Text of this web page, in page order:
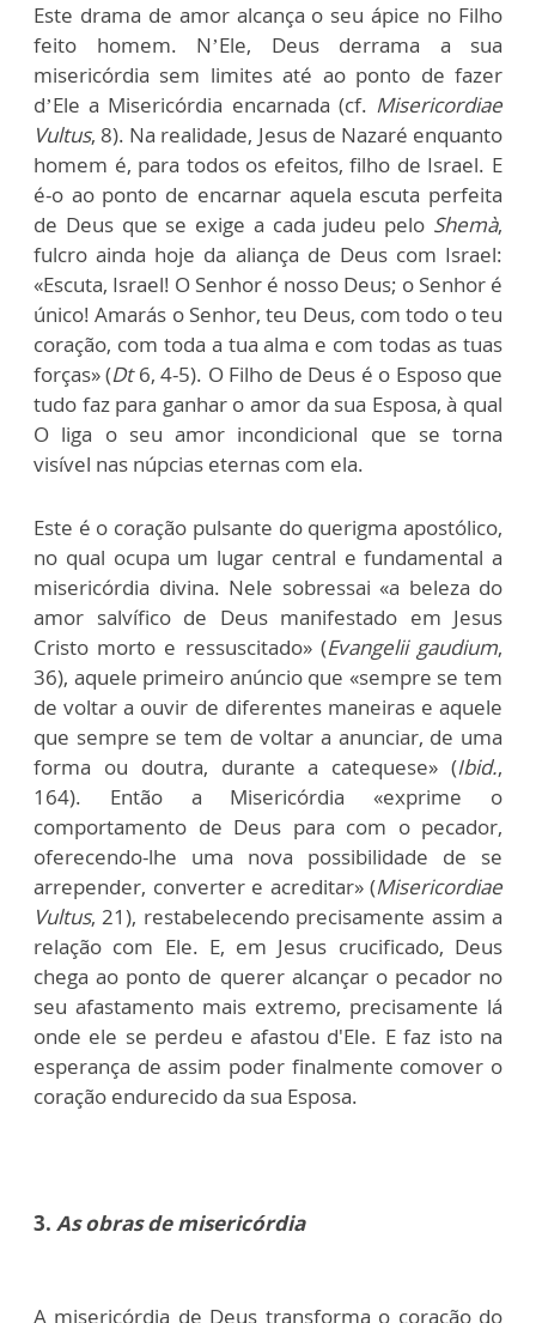
Este drama de amor alcança o seu ápice no Filho
feito homem. N’Ele, Deus derrama a sua
misericórdia sem limites até ao ponto de fazer
d’Ele a Misericórdia encarnada (cf. Misericordiae
Vultus, 8). Na realidade, Jesus de Nazaré enquanto
homem é, para todos os efeitos, filho de Israel. E
é-o ao ponto de encarnar aquela escuta perfeita
de Deus que se exige a cada judeu pelo Shemà,
fulcro ainda hoje da aliança de Deus com Israel:
«Escuta, Israel! O Senhor é nosso Deus; o Senhor é
único! Amarás o Senhor, teu Deus, com todo o teu
coração, com toda a tua alma e com todas as tuas
forças» (Dt 6, 4-5). O Filho de Deus é o Esposo que
tudo faz para ganhar o amor da sua Esposa, à qual
O liga o seu amor incondicional que se torna
visível nas núpcias eternas com ela.
Este é o coração pulsante do querigma apostólico,
no qual ocupa um lugar central e fundamental a
misericórdia divina. Nele sobressai «a beleza do
amor salvífico de Deus manifestado em Jesus
Cristo morto e ressuscitado» (Evangelii gaudium,
36), aquele primeiro anúncio que «sempre se tem
de voltar a ouvir de diferentes maneiras e aquele
que sempre se tem de voltar a anunciar, de uma
forma ou doutra, durante a catequese» (Ibid.,
164). Então a Misericórdia «exprime o
comportamento de Deus para com o pecador,
oferecendo-lhe uma nova possibilidade de se
arrepender, converter e acreditar» (Misericordiae
Vultus, 21), restabelecendo precisamente assim a
relação com Ele. E, em Jesus crucificado, Deus
chega ao ponto de querer alcançar o pecador no
seu afastamento mais extremo, precisamente lá
onde ele se perdeu e afastou d'Ele. E faz isto na
esperança de assim poder finalmente comover o
coração endurecido da sua Esposa.
3. As obras de misericórdia
A misericórdia de Deus transforma o coração do